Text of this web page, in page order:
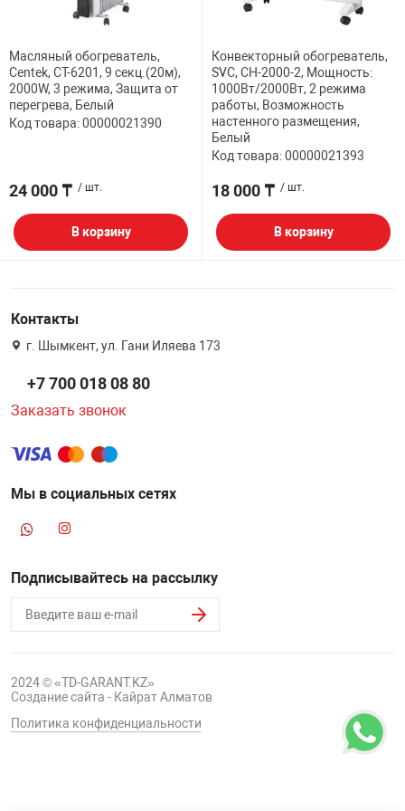
PCI АДАПТЕРЫ
USB
USB ХАБЫ
CARD RIDER
НАБОР ДЛЯ
CD-DVD ДИСКИ
ЛЕНТА ДЛЯ
ДОМА
Масляный обогреватель,
Centek, CT-6201, 9 секц.(20м),
2000W, 3 режима, Защита от
перегрева, Белый
Код товара: 00000021390
24 000 ₸ / шт.
В корзину
Конвекторный обогреватель,
SVC, CH-2000-2, Мощность:
1000Вт/2000Вт, 2 режима
работы, Возможность
настенного размещения,
Белый
Код товара: 00000021393
18 000 ₸ / шт.
В корзину
Контакты
г. Шымкент, ул. Гани Иляева 173
+7 700 018 08 80
Заказать звонок
Мы в социальных сетях
Подписывайтесь на рассылку
2024 © «TD-GARANT.KZ»
Создание сайта - Кайрат Алматов
Политика конфиденциальности